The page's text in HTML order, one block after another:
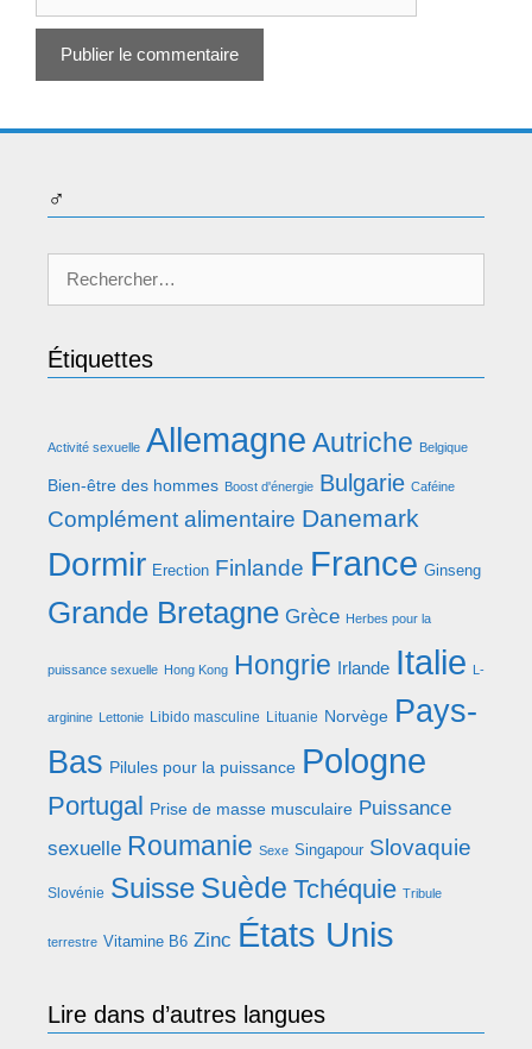
♂
Étiquettes
Activité sexuelle Allemagne Autriche Belgique
Bien-être des hommes Boost d'énergie Bulgarie Caféine
Complément alimentaire Danemark
Dormir Erection Finlande France Ginseng
Grande Bretagne Grèce Herbes pour la
puissance sexuelle Hong Kong Hongrie Irlande Italie L-
arginine Lettonie Libido masculine Lituanie Norvège Pays-
Bas Pilules pour la puissance Pologne
Portugal Prise de masse musculaire Puissance
sexuelle Roumanie Sexe Singapour Slovaquie
Slovénie Suisse Suède Tchéquie Tribule
terrestre Vitamine B6 Zinc États Unis
Lire dans d’autres langues